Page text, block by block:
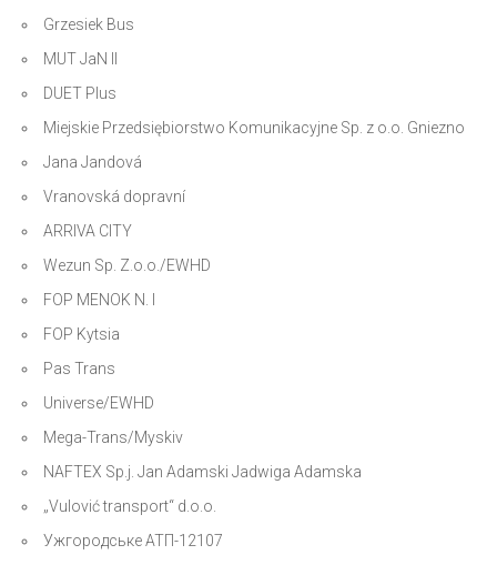
Grzesiek Bus
MUT JaN II
DUET Plus
Miejskie Przedsiębiorstwo Komunikacyjne Sp. z o.o. Gniezno
Jana Jandová
Vranovská dopravní
ARRIVA CITY
Wezun Sp. Z.o.o./EWHD
FOP MENOK N. I
FOP Kytsia
Pas Trans
Universe/EWHD
Mega-Trans/Myskiv
NAFTEX Sp.j. Jan Adamski Jadwiga Adamska
„Vulović transport“ d.o.o.
Ужгородське АТП-12107